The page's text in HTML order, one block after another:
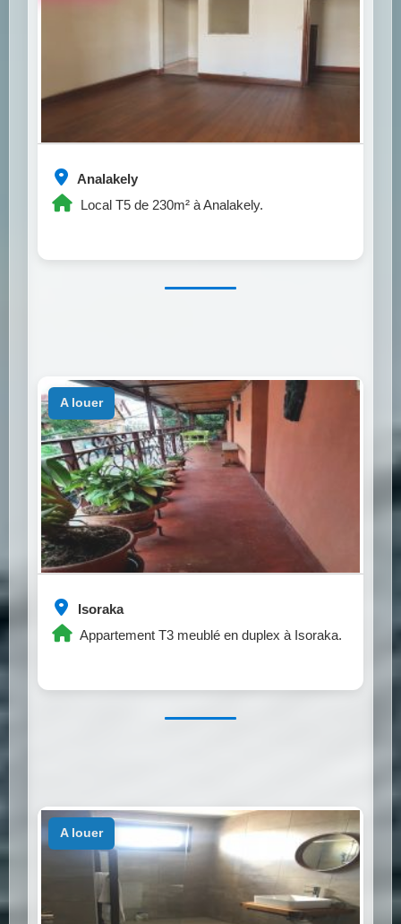
Analakely
Local T5 de 230m² à Analakely.
Isoraka
Appartement T3 meublé en duplex à Isoraka.
a louer
a louer